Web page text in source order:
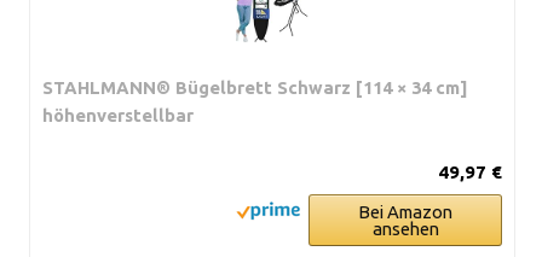
STAHLMANN® Bügelbrett Schwarz [114 × 34 cm]
höhenverstellbar
49,97 €
Bei Amazon
ansehen